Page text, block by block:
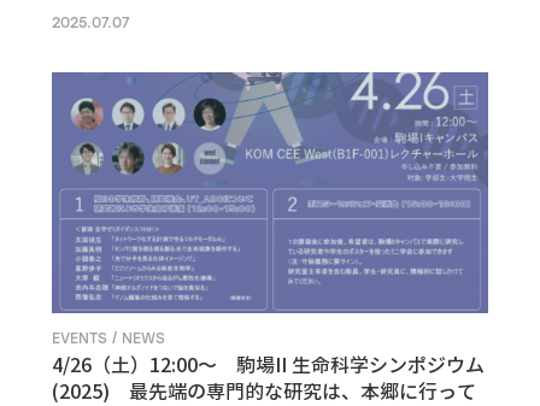
2025.07.07
EVENTS / NEWS
4/26（土）12:00〜 駒場II 生命科学シンポジウム
(2025) 最先端の専門的な研究は、本郷に行って